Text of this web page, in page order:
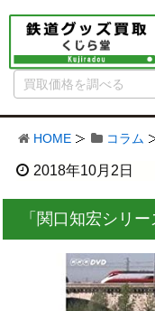
HOME コラム
2018年10月2日
「関口知宏シリ